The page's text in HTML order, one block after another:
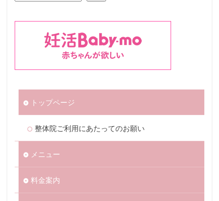
トップページ
整体院ご利用にあたってのお願い
メニュー
料金案内